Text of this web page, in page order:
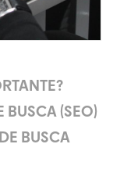
BUSCA (SEO)
BUSCA